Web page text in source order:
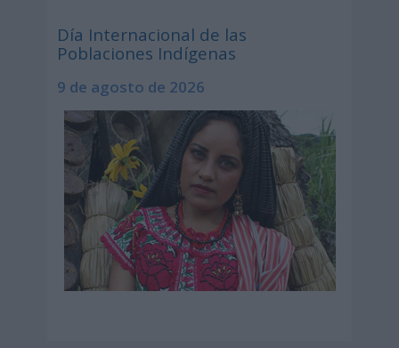
Día Internacional de las
Poblaciones Indígenas
9 de agosto de 2026